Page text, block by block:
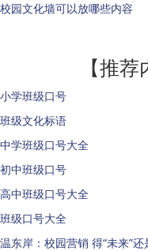
校园文化墙可以放哪些内容
【推荐
小学班级口号
班级文化标语
中学班级口号大全
初中班级口号
高中班级口号大全
班级口号大全
温东岸：校园营销 得“未来”还